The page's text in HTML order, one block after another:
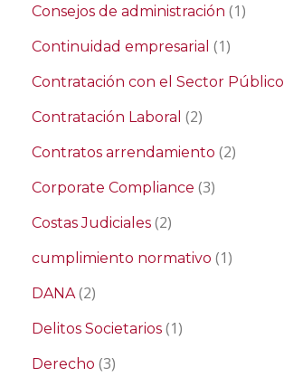
Consejos de administración (1)
Continuidad empresarial (1)
Contratación con el Sector Público
Contratación Laboral (2)
Contratos arrendamiento (2)
Corporate Compliance (3)
Costas Judiciales (2)
cumplimiento normativo (1)
DANA(2)
Delitos Societarios (1)
Derecho (3)